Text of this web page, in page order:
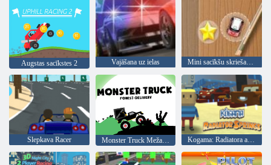
Augstas sacīkstes 2 Vajāšana uz ielas Mini sacīkšu skriešanās
Slepkava Racer Monster Truck Meža Piegāde Kogama: Radiatora avoti